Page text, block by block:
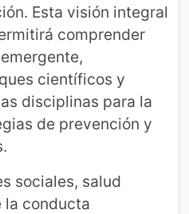
Esta visión integral
comprender
científicos y
disciplinas para la
de prevención y
sociales, salud
la conducta